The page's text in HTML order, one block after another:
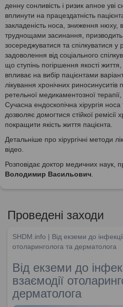
денну сонливість і ризик апное уві
вплинути на працездатність
закладеність носа, зниження нюху,
труднощами засинання, призводить
зосереджуватися та спілкуватися у
задоволення від соціального
що ступінь погіршення якості
впливає на вибір пацієнтами
лікування хронічних
ретельної медикаментозної терапії,
Сучасна ендоскопічна хірургія
дозволяє домогтися стійкої ремісії
покращити якість життя пацієнта.
Детальніше про хірургічні методи
відео.
Розповідає доктор медичних наук,
Володимир Васильович
Проведені заходи
SHDM.info | Від екземи до
отоларинголога та дерматолога
Від екземи до
взаємодії
дерматолога